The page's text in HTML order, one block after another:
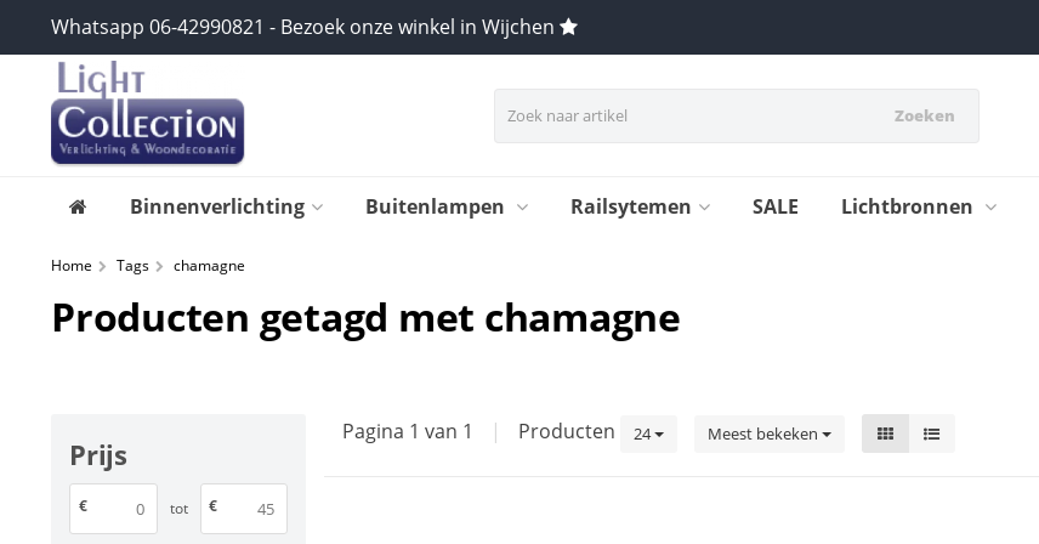
Whatsapp 06-42990821 - Bezoek onze winkel in Wijchen
Zoeken
Binnenverlichting Buitenlampen Railsytemen SALE Lichtbronnen
Home Tags chamagne
Producten getagd met chamagne
Prijs
€ tot €
Pagina 1 van 1 | Producten 24 Meest bekeken